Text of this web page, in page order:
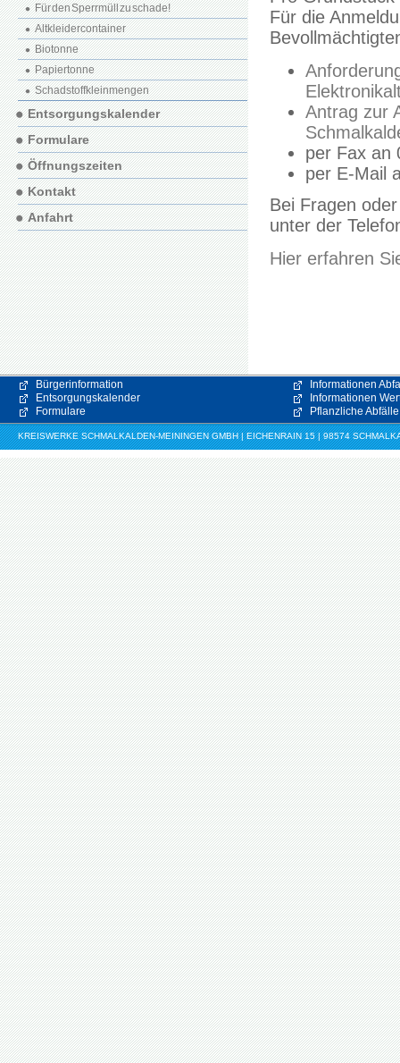
Für die
Antrag zur
per Fax an
per E-Mail
Bei Fragen
unter der
Hier erfahren
Für den Sperrmüll zu schade!
Altkleidercontainer
Biotonne
Papiertonne
Schadstoffkleinmengen
Entsorgungskalender
Formulare
Öffnungszeiten
Kontakt
Anfahrt
Bürgerinformation
Entsorgungskalender
Formulare
Informationen
Informationen
Pflanzliche Abfälle
KREISWERKE SCHMALKALDEN-MEININGEN GMBH | EICHENRAIN 15 | 98574